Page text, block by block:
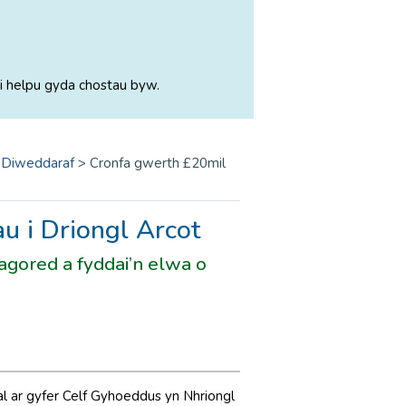
gyda chostau byw.
> Cronfa gwerth £20mil
i Driongl Arcot
a fyddai’n elwa o
gyfer Celf Gyhoeddus yn Nhriongl